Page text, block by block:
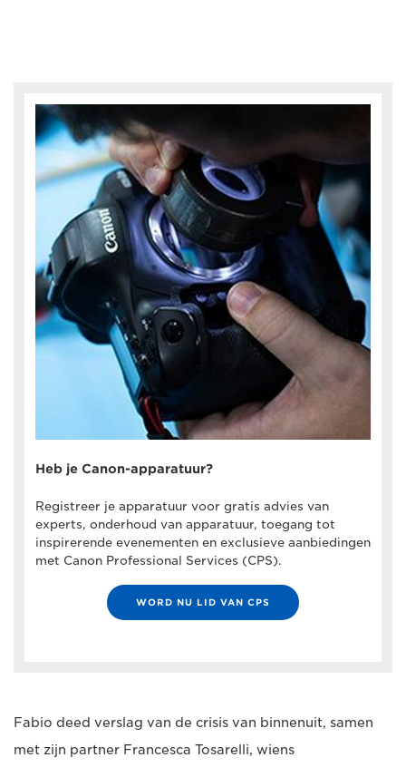
Heb je Canon-apparatuur?
Registreer je apparatuur voor gratis advies van
experts, onderhoud van apparatuur, toegang tot
inspirerende evenementen en exclusieve aanbiedingen
met Canon Professional Services (CPS).
WORD NU LID VAN CPS
Fabio deed verslag van de crisis van binnenuit, samen
met zijn partner Francesca Tosarelli, wiens